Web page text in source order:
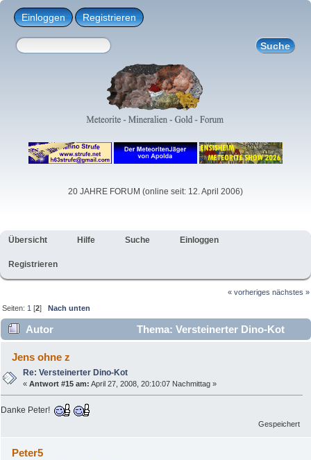
Einloggen Registrieren
20 JAHRE FORUM (online seit: 12. April 2006)
Übersicht Hilfe Suche Einloggen
Registrieren
« vorheriges nächstes »
Seiten: 1 [2]Nach unten
Autor
Thema: Versteinerter Dino-Kot
(Gelesen 18867 mal)
Jens ohne z
Re: Versteinerter Dino-Kot
«Antwort #15 am: April 27, 2008, 20:10:07 Nachmittag »
Danke Peter!
Gespeichert
Peter5